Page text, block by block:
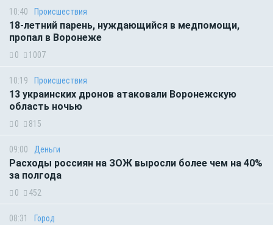
10:40 Происшествия
18-летний парень, нуждающийся в медпомощи,
пропал в Воронеже
0 1007
10:19 Происшествия
13 украинских дронов атаковали Воронежскую
область ночью
0 815
09:00 Деньги
Расходы россиян на ЗОЖ выросли более чем на 40%
за полгода
0 452
08:31 Город